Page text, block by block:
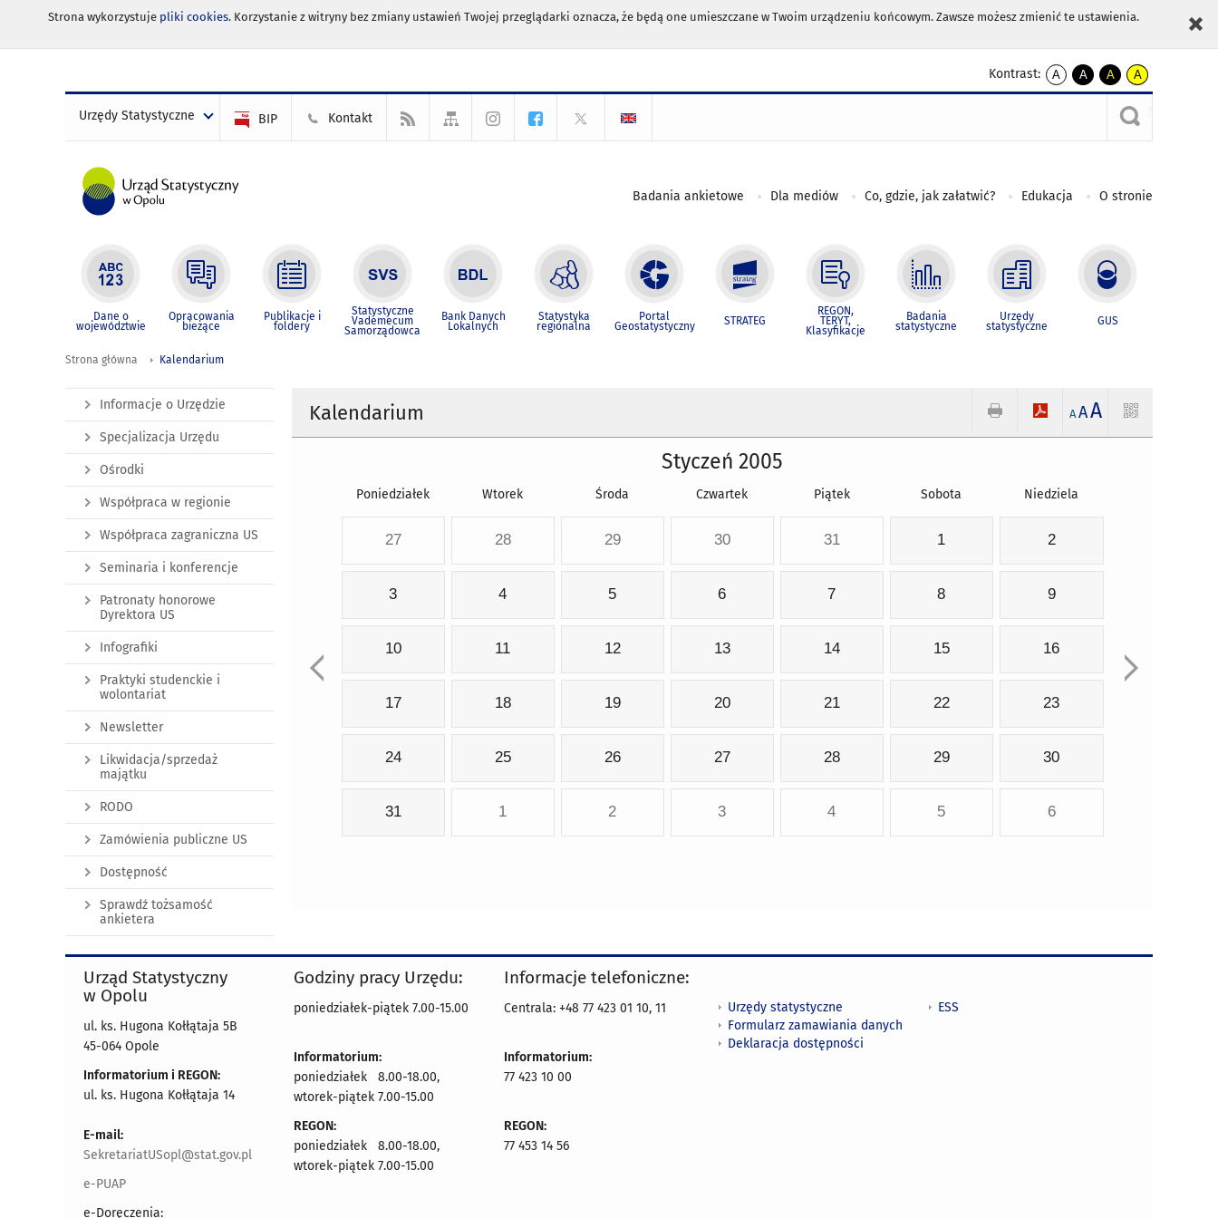
Strona wykorzystuje pliki cookies. Korzystanie z witryny bez zmiany ustawień Twojej przeglądarki oznacza, że będą one umieszczane w Twoim urządzeniu końcowym. Zawsze możesz zmienić te ustawienia.
Kontrast:
A
kontrast
A
kontrast
czarnym
A
kontrast
żółty
tekst
czarnym
A
kontrast
czarny
tekst
żółtym
Urzędy Statystyczne BIP Kontakt
Badania ankietowe Dla mediów Co, gdzie, jak załatwić? Edukacja O stronie
Dane o
województwie
Opracowania
bieżące
Publikacje i
foldery
Statystyczne
Vademecum
Samorządowca
Bank Danych
Lokalnych
Statystyka
regionalna
Portal
Geostatystyczny STRATEG
REGON,
TERYT,
Klasyfikacje
Badania
statystyczne
Urzędy
statystyczne GUS
Strona główna Kalendarium
Kalendarium A AA
Styczeń 2005
Poniedziałek Wtorek Środa Czwartek Piątek Sobota Niedziela
27 28 29 30 31 1 2
3 4 5 6 7 8 9
10 11 12 13 14 15 16
17 18 19 20 21 22 23
24 25 26 27 28 29 30
31 1 2 3 4 5 6
Informacje o Urzędzie
Specjalizacja Urzędu
Ośrodki
Współpraca w regionie
Współpraca zagraniczna US
Seminaria i konferencje
Patronaty honorowe
Dyrektora US
Infografiki
Praktyki studenckie i
wolontariat
Newsletter
Likwidacja/sprzedaż
majątku
RODO
Zamówienia publiczne US
Dostępność
Sprawdź tożsamość
ankietera
Urząd Statystyczny
w Opolu
ul. ks. Hugona Kołłątaja 5B
45-064 Opole
Informatorium i REGON:
ul. ks. Hugona Kołłątaja 14
E-mail:
SekretariatUSopl@stat.gov.pl
e-PUAP
e-Doręczenia:
Godziny pracy Urzędu:
poniedziałek-piątek 7.00-15.00
Informatorium:
poniedziałek 8.00-18.00,
wtorek-piątek 7.00-15.00
REGON:
poniedziałek 8.00-18.00,
wtorek-piątek 7.00-15.00
Informacje telefoniczne:
Centrala: +48 77 423 01 10, 11
Informatorium:
77 423 10 00
REGON:
77 453 14 56
Urzędy statystyczne
Formularz zamawiania danych
Deklaracja dostępności
ESS